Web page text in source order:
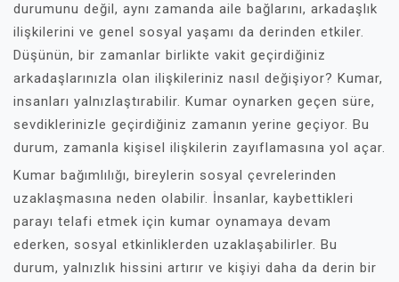
durumunu değil, aynı zamanda aile bağlarını, arkadaşlık
ilişkilerini ve genel sosyal yaşamı da derinden etkiler.
Düşünün, bir zamanlar birlikte vakit geçirdiğiniz
arkadaşlarınızla olan ilişkileriniz nasıl değişiyor? Kumar,
insanları yalnızlaştırabilir. Kumar oynarken geçen süre,
sevdiklerinizle geçirdiğiniz zamanın yerine geçiyor. Bu
durum, zamanla kişisel ilişkilerin zayıflamasına yol açar.
Kumar bağımlılığı, bireylerin sosyal çevrelerinden
uzaklaşmasına neden olabilir. İnsanlar, kaybettikleri
parayı telafi etmek için kumar oynamaya devam
ederken, sosyal etkinliklerden uzaklaşabilirler. Bu
durum, yalnızlık hissini artırır ve kişiyi daha da derin bir